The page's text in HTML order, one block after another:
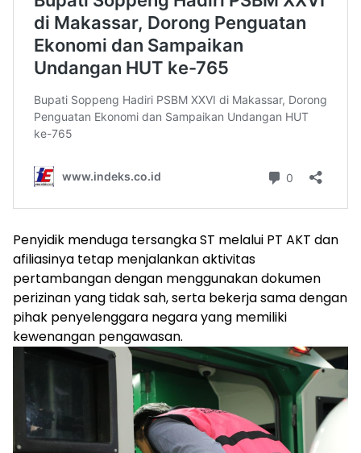
Penyidik menduga tersangka ST melalui PT AKT dan
afiliasinya tetap menjalankan aktivitas
pertambangan dengan menggunakan dokumen
perizinan yang tidak sah, serta bekerja sama dengan
pihak penyelenggara negara yang memiliki
kewenangan pengawasan.